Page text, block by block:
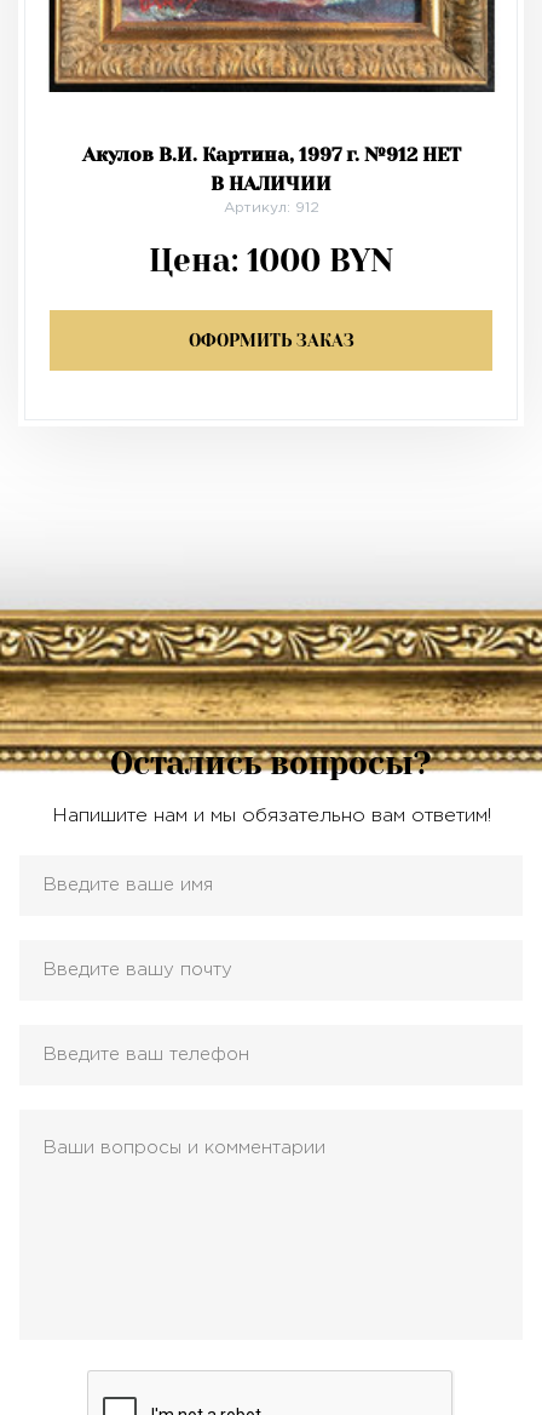
Акулов В.И. Картина, 1997 г. №912 НЕТ
В НАЛИЧИИ
Артикул: 912
Цена: 1000 BYN
ОФОРМИТЬ ЗАКАЗ
Остались вопросы?
Напишите нам и мы обязательно вам ответим!